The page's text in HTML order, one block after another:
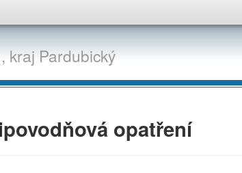
krajPardubický
opatření